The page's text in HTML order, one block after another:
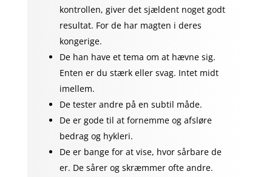
kontrollen, giver det sjældent noget godt
resultat. For de har magten i deres
kongerige.
De han have et tema om at hævne sig.
Enten er du stærk eller svag. Intet midt
imellem.
De tester andre på en subtil måde.
De er gode til at fornemme og afsløre
bedrag og hykleri.
De er bange for at vise, hvor sårbare de
er. De sårer og skræmmer ofte andre.